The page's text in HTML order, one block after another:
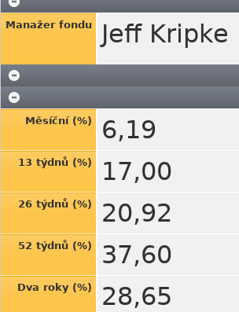
Manažer fondu Jeff Kripke
Měsíční (%) 6,19
13 týdnů (%) 17,00
26 týdnů (%) 20,92
52 týdnů (%) 37,60
Dva roky (%) 28,65